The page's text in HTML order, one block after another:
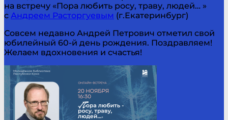
на встречу «Пора любить росу, траву, людей… »
с Андреем Расторгуевым (г.Екатеринбург)
Совсем недавно Андрей Петрович отметил свой
юбилейный 60-й день рождения. Поздравляем!
Желаем вдохновения и счастья!